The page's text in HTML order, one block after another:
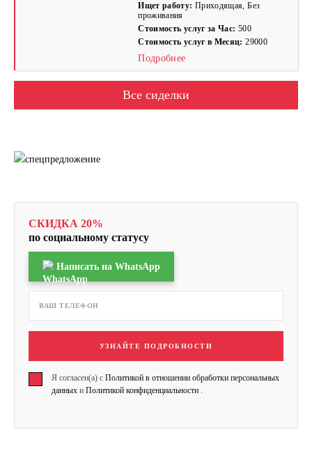
Ищет работу: Приходящая, Без
проживания
Стоимость услуг за Час: 500
Стоимость услуг в Месяц:29000
Подробнее
Все сиделки
СКИДКА 20%
по социальному статусу
Написать на WhatsApp
УЗНАЙТЕ ПОДРОБНОСТИ
Я согласен(а) с Политикой в отношении обработки персональных
данных и Политикой конфиденциальности